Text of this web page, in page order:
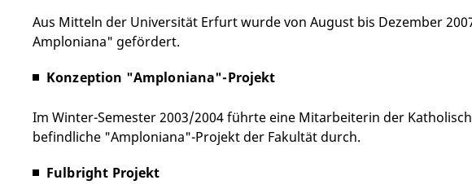
Aus Mitteln der Universität Erfurt wurde von August bis Dezember
Amploniana" gefördert.
Konzeption "Amploniana"-Projekt
Im Winter-Semester 2003/2004 führte eine Mitarbeiterin der
befindliche "Amploniana"-Projekt der Fakultät durch.
Fulbright Projekt